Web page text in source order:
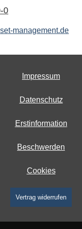
0
management.de
Impressum
Datenschutz
Erstinformation
Beschwerden
Cookies
Vertrag widerrufen